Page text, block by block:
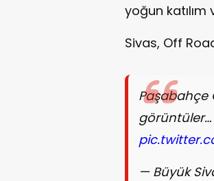
yoğun
Sivas, Off
Paşabahçe
görüntüler…
— Büyük